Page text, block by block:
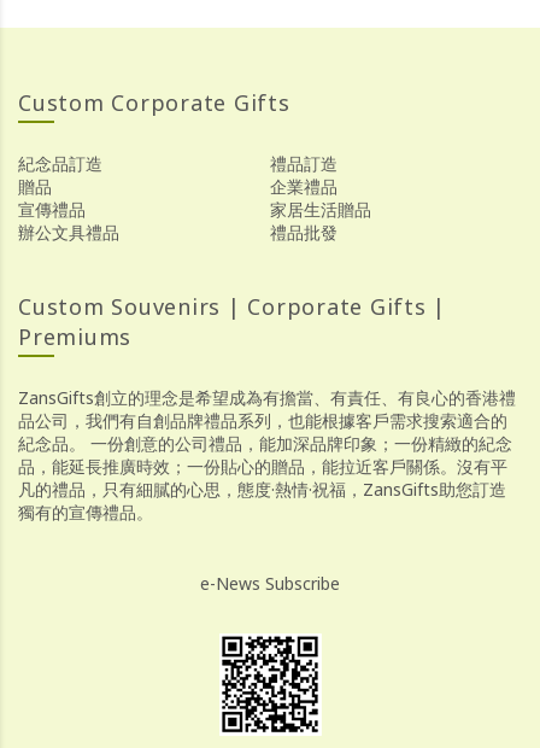
Custom Corporate Gifts
紀念品訂造
禮品訂造
贈品
企業禮品
宣傳禮品
家居生活贈品
辦公文具禮品
禮品批發
Custom Souvenirs | Corporate Gifts |
Premiums
ZansGifts創立的理念是希望成為有擔當、有責任、有良心的香港禮
品公司，我們有自創品牌禮品系列，也能根據客戶需求搜索適合的
紀念品。 一份創意的公司禮品，能加深品牌印象；一份精緻的紀念
品，能延長推廣時效；一份貼心的贈品，能拉近客戶關係。沒有平
凡的禮品，只有細膩的心思，態度·熱情·祝福，ZansGifts助您訂造
獨有的宣傳禮品。
e-News Subscribe